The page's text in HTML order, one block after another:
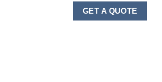
GET A QUOTE